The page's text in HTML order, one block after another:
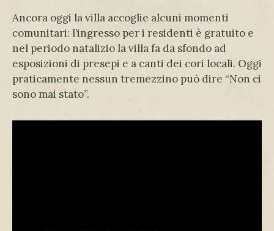
Ancora oggi la villa accoglie alcuni momenti
comunitari: l’ingresso per i residenti è gratuito e
nel periodo natalizio la villa fa da sfondo ad
esposizioni di presepi e a canti dei cori locali. Oggi
praticamente nessun tremezzino può dire “Non ci
sono mai stato”.